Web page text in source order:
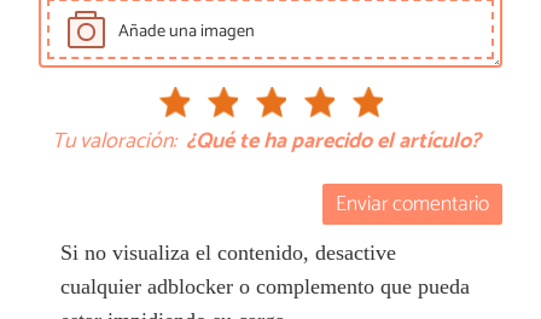
Añade una imagen
Tu valoración: ¿Qué te ha parecido el artículo?
Enviar comentario
Si no visualiza el contenido, desactive
cualquier adblocker o complemento que pueda